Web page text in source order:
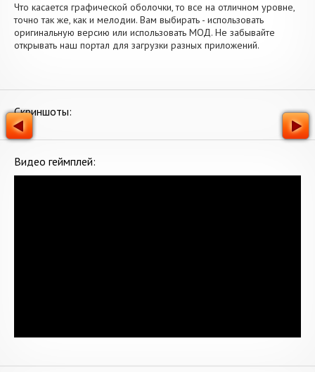
Что касается графической оболочки, то все на отличном уровне,
точно так же, как и мелодии. Вам выбирать - использовать
оригинальную версию или использовать МОД. Не забывайте
открывать наш портал для загрузки разных приложений.
Скриншоты:
Видео геймплей: